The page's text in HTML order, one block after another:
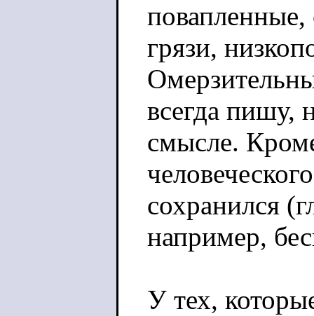
повапленные,
грязи,
всегда пишу,
смысле.
сохранился
например,
У тех,